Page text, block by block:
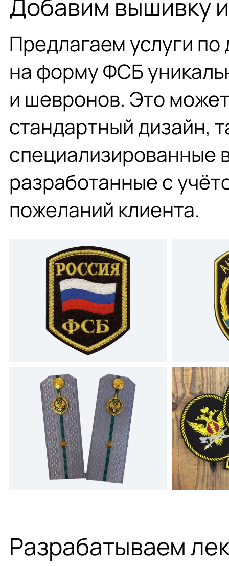
Добавим вышивку
Предлагаем услуги
на форму ФСБ
и шевронов. Это
стандартный дизайн,
специализированные
разработанные с
пожеланий клиента.
Разрабатываем